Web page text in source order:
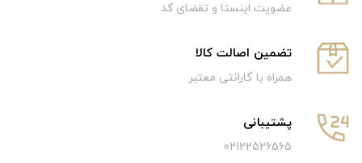
عضویت اینستا و تقضای کد
تضمین اصالت کالا
همراه با گارانتی معتبر
پشتیبانی
02122526565